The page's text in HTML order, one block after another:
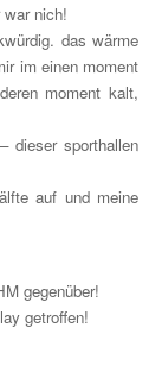
nich!
das wärme
im einen moment
moment kalt,
dieser sporthallen
auf und meine
gegenüber!
getroffen!